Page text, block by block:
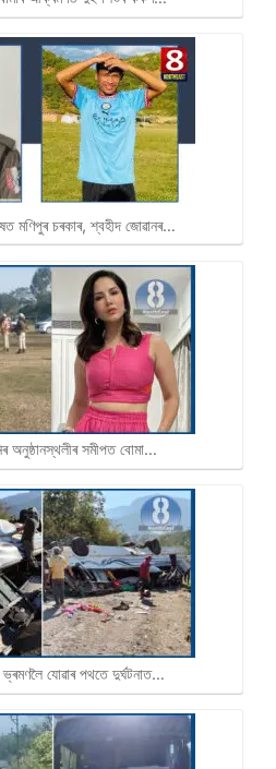
মণিপুৰ চৰকাৰ, শ্বহীদ জোৱানৰ…
অনুষ্ঠানস্থলীৰ সমীপত বােমা…
ভ্ৰমণলৈ যোৱাৰ পথতে দুৰ্ঘটনাত…